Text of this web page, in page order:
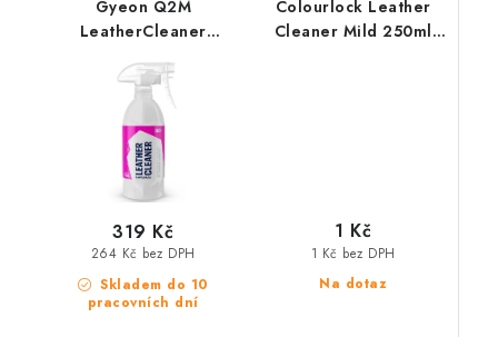
Gyeon Q2M
LeatherCleaner
kůže
Skladem do 10
pracovních dní
264 Kč bez DPH
319 Kč
Colourlock Leather
Cleaner Mild 250ml
Na dotaz
1 Kč bez DPH
1 Kč